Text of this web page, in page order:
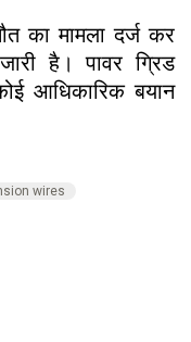
का मामला दर्ज कर
है। पावर ग्रिड
आधिकारिक बयान
wires